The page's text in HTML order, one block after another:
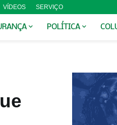
VÍDEOS SERVIÇO
POLÍTICA